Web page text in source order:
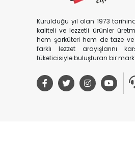
Kurulduğu yıl olan 1973
kaliteli ve lezzetli ürünler
hem şarküteri hem de taze
farklı lezzet arayışlarını
tüketicisiyle buluşturan bir